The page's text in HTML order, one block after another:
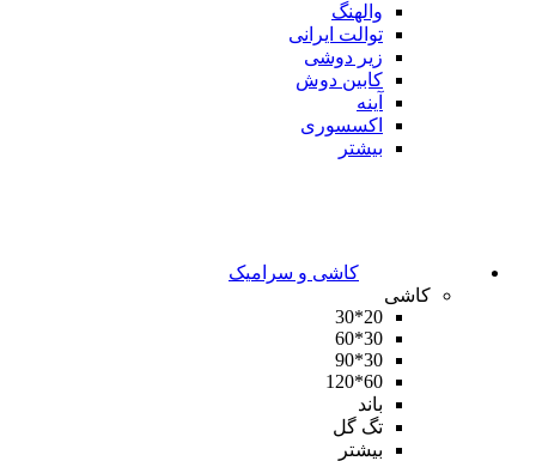
والهنگ
توالت ایرانی
زیر دوشی
کابین دوش
آینه
اکسسوری
بیشتر
کاشی و سرامیک
کاشی
20*30
30*60
30*90
60*120
باند
تگ گل
بیشتر